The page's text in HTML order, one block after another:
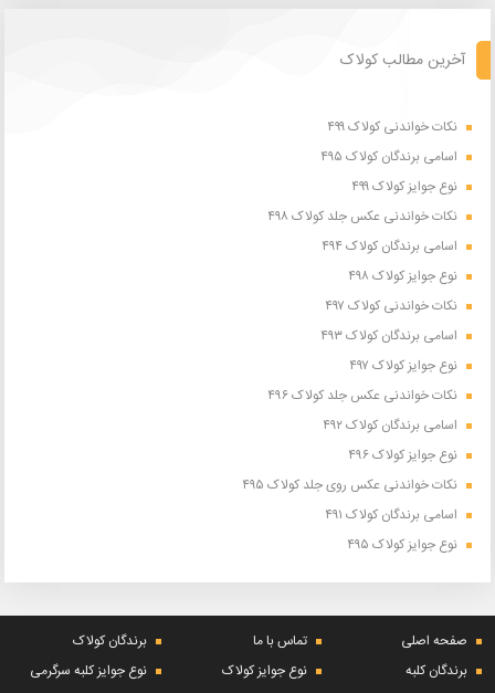
آخرین مطالب کولاک
نکات خواندنی کولاک ۴۹۹
اسامی برندگان کولاک ۴۹۵
نوع جوایز کولاک ۴۹۹
نکات خواندنی عکس جلد کولاک ۴۹۸
اسامی برندگان کولاک ۴۹۴
نوع جوایز کولاک ۴۹۸
نکات خواندنی کولاک ۴۹۷
اسامی برندگان کولاک ۴۹۳
نوع جوایز کولاک ۴۹۷
نکات خواندنی عکس جلد کولاک ۴۹۶
اسامی برندگان کولاک ۴۹۲
نوع جوایز کولاک ۴۹۶
نکات خواندنی عکس روی جلد کولاک ۴۹۵
اسامی برندگان کولاک ۴۹۱
نوع جوایز کولاک ۴۹۵
صفحه اصلی تماس با ما
برندگان کولاک
برندگان کلبه
نوع جوایز کولاک
نوع جوایز کلبه سرگرمی